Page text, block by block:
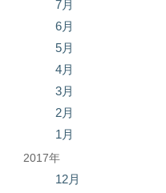
7月
6月
5月
4月
3月
2月
1月
2017年
12月